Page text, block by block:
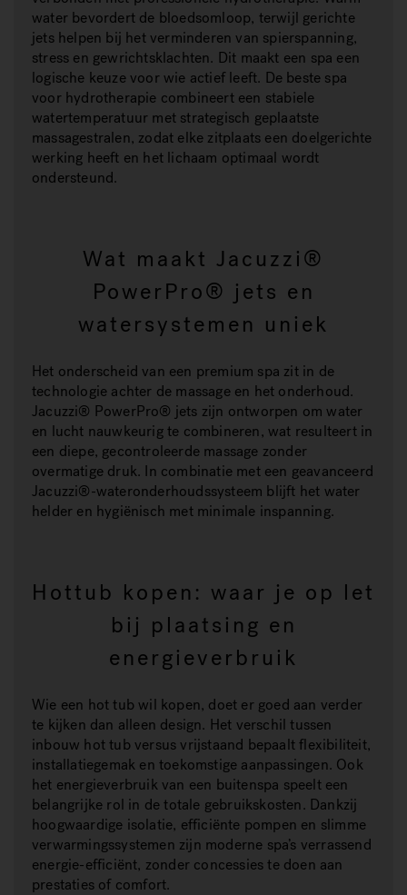
water bevordert de bloedsomloop, terwijl gerichte
jets helpen bij het verminderen van spierspanning,
stress en gewrichtsklachten. Dit maakt een spa een
logische keuze voor wie actief leeft. De beste spa
voor hydrotherapie combineert een stabiele
watertemperatuur met strategisch geplaatste
massagestralen, zodat elke zitplaats een doelgerichte
werking heeft en het lichaam optimaal wordt
ondersteund.
Wat maakt Jacuzzi®
PowerPro® jets en
watersystemen uniek
Het onderscheid van een premium spa zit in de
technologie achter de massage en het onderhoud.
Jacuzzi® PowerPro® jets zijn ontworpen om water
en lucht nauwkeurig te combineren, wat resulteert in
een diepe, gecontroleerde massage zonder
overmatige druk. In combinatie met een geavanceerd
Jacuzzi®-wateronderhoudssysteem blijft het water
helder en hygiënisch met minimale inspanning.
Hottub kopen: waar je op let
bij plaatsing en
energieverbruik
Wie een hot tub wil kopen, doet er goed aan verder
te kijken dan alleen design. Het verschil tussen
inbouw hot tub versus vrijstaand bepaalt flexibiliteit,
installatiegemak en toekomstige aanpassingen. Ook
het energieverbruik van een buitenspa speelt een
belangrijke rol in de totale gebruikskosten. Dankzij
hoogwaardige isolatie, efficiënte pompen en slimme
verwarmingssystemen zijn moderne spa’s verrassend
energie-efficiënt, zonder concessies te doen aan
prestaties of comfort.